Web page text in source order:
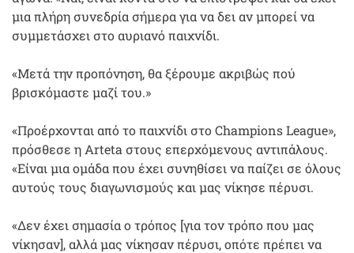
μια πλήρη συνεδρία σήμερα για να δει αν μπορεί να
συμμετάσχει στο αυριανό παιχνίδι.
«Μετά την προπόνηση, θα ξέρουμε ακριβώς πού
βρισκόμαστε μαζί του.»
«Προέρχονται από το παιχνίδι στο Champions League»,
πρόσθεσε η Arteta στους επερχόμενους αντιπάλους.
«Είναι μια ομάδα που έχει συνηθίσει να παίζει σε όλους
αυτούς τους διαγωνισμούς και μας νίκησε πέρυσι.
«Δεν έχει σημασία ο τρόπος [για τον τρόπο που μας
νίκησαν], αλλά μας νίκησαν πέρυσι, οπότε πρέπει να